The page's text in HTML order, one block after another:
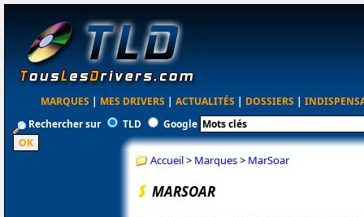
MARQUES | MES DRIVERS | ACTUALITÉS | DOSSIERS |
Rechercher sur
TLD Google
Accueil> Marques> MarSoar
MARSOAR